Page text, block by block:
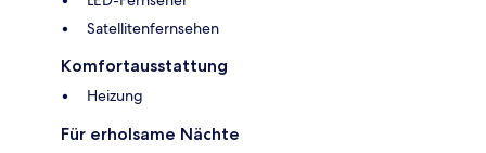
Satellitenfernsehen
Komfortausstattung
Heizung
Für erholsame Nächte